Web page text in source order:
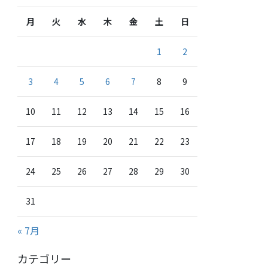
月 火 水 木 金 土 日
1 2
3 4 5 6 7 8 9
10 11 12 13 14 15 16
17 18 19 20 21 22 23
24 25 26 27 28 29 30
31
« 7月
カテゴリー